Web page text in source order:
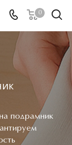
0
подрамник